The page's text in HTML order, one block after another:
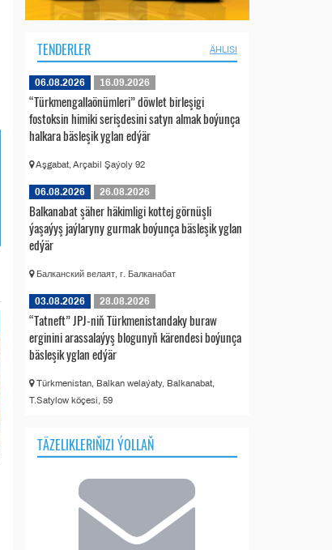
TENDERLER ÄHLISI
06.08.2026 16.09.2026
“Türkmengallaönümleri” döwlet birleşigi
fostoksin himiki serişdesini satyn almak boýunça
halkara bäsleşik yglan edýär
Aşgabat, Arçabil Şaýoly 92
06.08.2026 26.08.2026
Balkanabat şäher häkimligi kottej görnüşli
ýaşaýyş jaýlaryny gurmak boýunça bäsleşik yglan
edýär
Балканский велаят, г. Балканабат
03.08.2026 28.08.2026
“Tatneft” JPJ-niň Türkmenistandaky buraw
erginini arassalaýyş blogunyň kärendesi boýunça
bäsleşik yglan edýär
Türkmenistan, Balkan welaýaty, Balkanabat,
T.Satylow köçesi, 59
TÄZELIKLERIŇIZI ÝOLLAŇ